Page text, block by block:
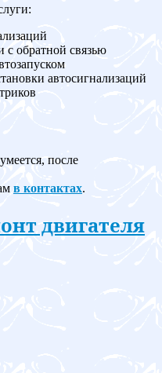
с обратной связью
автосигнализаций
после
в контактах.
двигателя